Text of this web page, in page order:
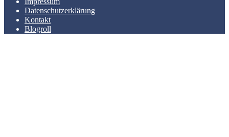
Datenschutzerklärung
Kontakt
Blogroll